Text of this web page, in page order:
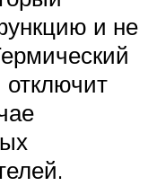
и не
отключит